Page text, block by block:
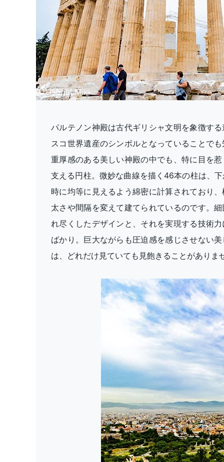
Ⓒ Isogai Miki
パルテノン神殿は古代ギリシャ文明を象徴す
スコ世界遺産のシンボルとなっていることで
重厚感のある美しい神殿の中でも、特に目を
支える円柱。微妙な曲線を描く46本の柱は、
時に均等に見えるよう綿密に計算されており
太さや間隔を変えて建てられているのです。
れ尽くしたデザインと、それを実現する技術
ばかり。巨大ながらも圧迫感を感じさせない
は、どれだけ見ていても見飽きることがありま